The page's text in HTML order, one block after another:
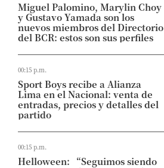
Miguel Palomino, Marylin Choy
y Gustavo Yamada son los
nuevos miembros del Directorio
del BCR: estos son sus perfiles
00:15 p.m.
Sport Boys recibe a Alianza
Lima en el Nacional: venta de
entradas, precios y detalles del
partido
00:15 p.m.
Helloween: “Seguimos siendo